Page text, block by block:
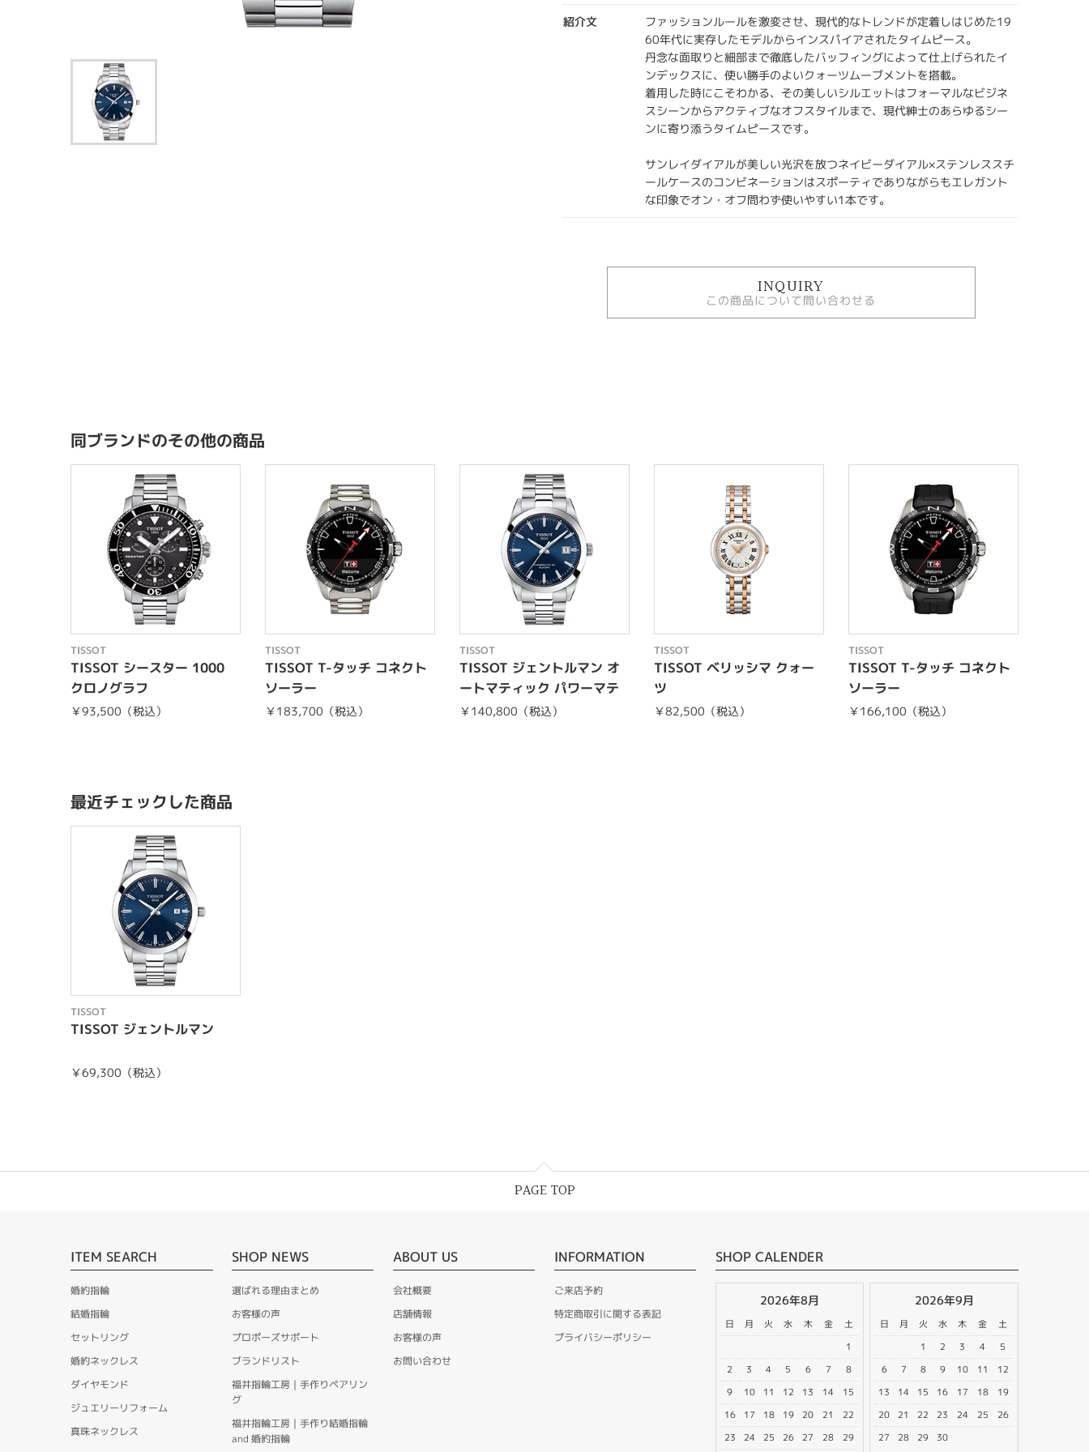
紹介文
ファッションルールを激変させ、現代的なトレンドが定着しはじめた19
60年代に実存したモデルからインスパイアされたタイムピース。
丹念な面取りと細部まで徹底したバッフィングによって仕上げられたイ
ンデックスに、使い勝手のよいクォーツムーブメントを搭載。
着用した時にこそわかる、その美しいシルエットはフォーマルなビジネ
スシーンからアクティブなオフスタイルまで、現代紳士のあらゆるシー
ンに寄り添うタイムピースです。
サンレイダイアルが美しい光沢を放つネイビーダイアル×ステンレススチ
ールケースのコンビネーションはスポーティでありながらもエレガント
な印象でオン・オフ問わず使いやすい1本です。
INQUIRY
この商品について問い合わせる
同ブランドのその他の商品
TISSOT
TISSOT シースター 1000
クロノグラフ
￥93,500（税込）
TISSOT
TISSOT T-タッチ コネクト
ソーラー
￥183,700（税込）
TISSOT
TISSOT ジェントルマン オ
ートマティック パワーマテ
ィック80 シ...
￥140,800（税込）
TISSOT
TISSOT ベリッシマ クォー
ツ
￥82,500（税込）
TISSOT
TISSOT T-タッチ コネクト
ソーラー
￥166,100（税込）
最近チェックした商品
TISSOT
TISSOT ジェントルマン
￥69,300（税込）
PAGE TOP
ITEM SEARCH
婚約指輪
結婚指輪
セットリング
婚約ネックレス
ダイヤモンド
ジュエリーリフォーム
真珠ネックレス
SHOP NEWS
選ばれる理由まとめ
お客様の声
プロポーズサポート
ブランドリスト
福井指輪工房｜手作りペアリン
グ
福井指輪工房｜手作り結婚指輪
and 婚約指輪
ABOUT US
会社概要
店舗情報
お客様の声
お問い合わせ
INFORMATION
ご来店予約
特定商取引に関する表記
プライバシーポリシー
SHOP CALENDER
2026年8月
日 月 火 水 木 金
土
1
2
3 4 5 6 7
8
9
10 11 12 13 14
15
16
17 18 19 20 21
22
23
24 25 26 27 28 29
2026年9月
日 月 火 水 木 金
土
1
2 3 4
5
6
7 8 9 10 11
12
13
14 15 16 17 18
19
20
21 22 23 24 25
26
27
28 29 30